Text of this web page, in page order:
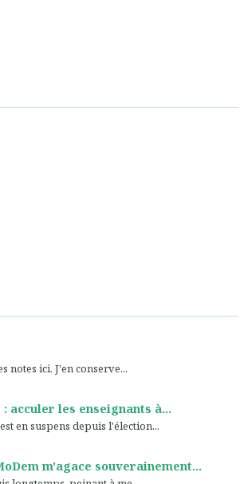
notes ici. J'en conserve...
acculer les enseignants à...
en suspens depuis l'élection...
m'agace souverainement...